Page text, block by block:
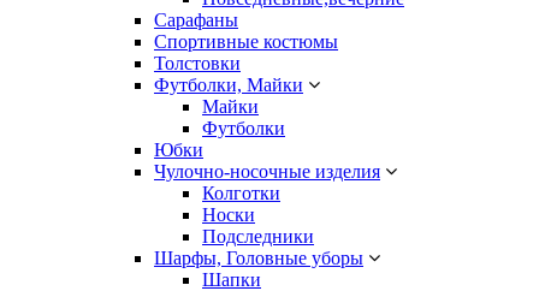
Сарафаны
Спортивные костюмы
Толстовки
Футболки, Майки
Майки
Футболки
Юбки
Чулочно-носочные изделия
Колготки
Носки
Подследники
Шарфы, Головные уборы
Шапки